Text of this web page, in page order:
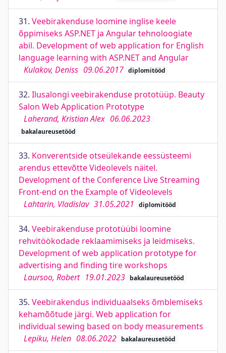
31. Veebirakenduse loomine inglise keele
õppimiseks ASP.NET ja Angular tehnoloogiate
abil. Development of web application for English
language learning with ASP.NET and Angular
Kulakov, Deniss 09.06.2017 diplomitööd
32. Ilusalongi veebirakenduse prototüüp. Beauty
Salon Web Application Prototype
Laherand, Kristian Alex 06.06.2023
bakalaureusetööd
33. Konverentside otseülekande eessüsteemi
arendus ettevõtte Videolevels näitel.
Development of the Conference Live Streaming
Front-end on the Example of Videolevels
Lahtarin, Vladislav 31.05.2021 diplomitööd
34. Veebirakenduse prototüübi loomine
rehvitöökodade reklaamimiseks ja leidmiseks.
Development of web application prototype for
advertising and finding tire workshops
Laursoo, Robert 19.01.2023 bakalaureusetööd
35. Veebirakendus individuaalseks õmblemiseks
kehamõõtude järgi. Web application for
individual sewing based on body measurements
Lepiku, Helen 08.06.2022 bakalaureusetööd